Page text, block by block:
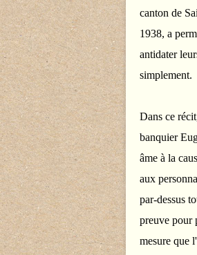
canton de
1938, a
antidater
simplement.
Dans ce
banquier
âme à la
aux
par-dessus
preuve pour
mesure que